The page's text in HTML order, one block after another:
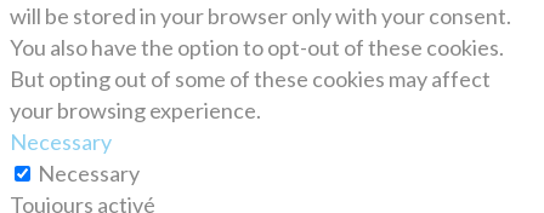
will be stored in your browser only with your consent.
You also have the option to opt-out of these cookies.
But opting out of some of these cookies may affect
your browsing experience.
Necessary
Necessary
Toujours activé